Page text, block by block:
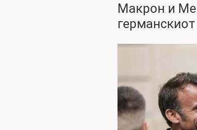
Макрон и